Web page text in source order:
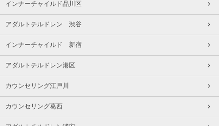
インナーチャイルド品川区
アダルトチルドレン 渋谷
インナーチャイルド 新宿
アダルトチルドレン港区
カウンセリング江戸川
カウンセリング葛西